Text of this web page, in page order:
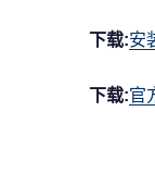
下载:安
下载:官